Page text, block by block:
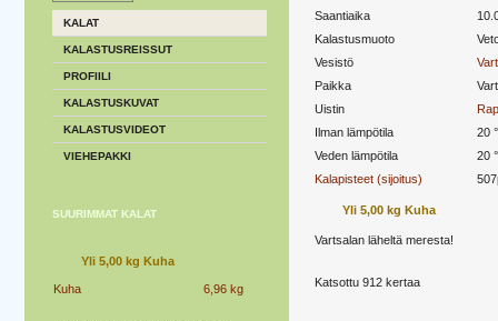
KALAT
KALASTUSREISSUT
PROFIILI
KALASTUSKUVAT
KALASTUSVIDEOT
VIEHEPAKKI
SUURIMMAT KALAT
Yli 5,00 kg Kuha
Kuha 6,96 kg
Saantiaika
Kalastusmuoto
Vesistö
Paikka
Uistin
Ilman lämpötila
20
Veden lämpötila
20
Kalapisteet (sijoitus)
Yli 5,00 kg Kuha
Vartsalan läheltä meresta!
Katsottu 912 kertaa